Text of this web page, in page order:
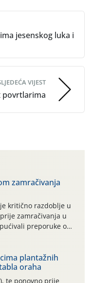
jesenskog luka i
VIJEST
povrtlarima
zamračivanja
kritično razdoblje u
zamračivanja u
preporuke o
od najčešćih
grinja (23.7., 14.7.,
zabilježeno je
razdoblje, uz
plantažnih
oraha
te ponovno prije